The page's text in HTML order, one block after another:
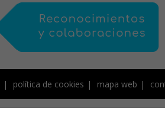
política de cookies mapa web